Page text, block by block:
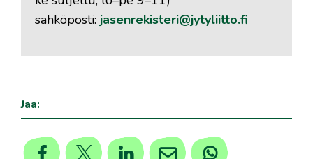
sähköposti: jasenrekisteri@jytyliitto.fi
Jaa: